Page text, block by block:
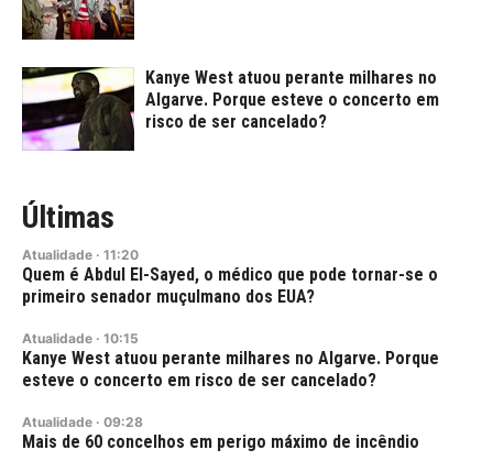
Kanye West atuou perante milhares no
Algarve. Porque esteve o concerto em
risco de ser cancelado?
Últimas
Atualidade · 11:20
Quem é Abdul El-Sayed, o médico que pode tornar-se o
primeiro senador muçulmano dos EUA?
Atualidade · 10:15
Kanye West atuou perante milhares no Algarve. Porque
esteve o concerto em risco de ser cancelado?
Atualidade · 09:28
Mais de 60 concelhos em perigo máximo de incêndio